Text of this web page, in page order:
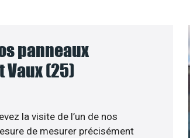
panneaux
Vaux (25)
la visite de l’un de nos
de mesurer précisément